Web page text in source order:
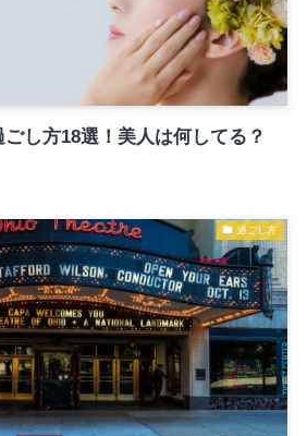
し方18選！美人は何してる？
過ごし方